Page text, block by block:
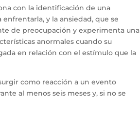
con la identificación de una
y la ansiedad, que se
de preocupación y experimenta una
anormales cuando su
en relación con el estímulo que la
como reacción a un evento
al menos seis meses y, si no se